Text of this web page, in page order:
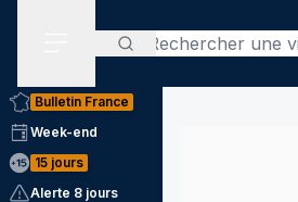
Rechercher
Bulletin France
Week-end
15 jours
Alerte 8 jours